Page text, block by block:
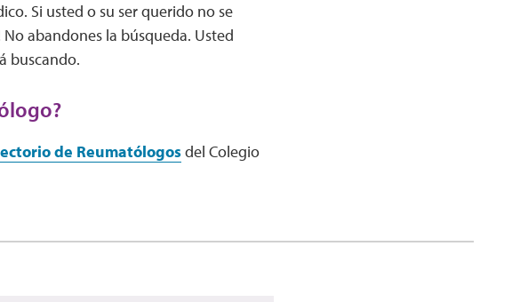
Si usted o su ser querido no se
abandones la búsqueda. Usted
buscando.
de Reumatólogosdel Colegio